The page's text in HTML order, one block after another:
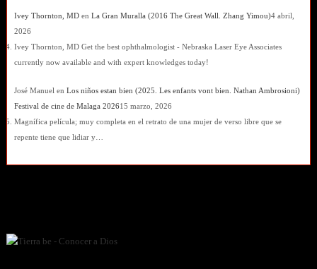
Ivey Thornton, MDen La Gran Muralla (2016 The Great Wall. Zhang Yimou)4 abril,
2026
Ivey Thornton, MD Get the best ophthalmologist - Nebraska Laser Eye Associates
currently now available and with expert knowledges today!
José Manuel en Los niños estan bien (2025. Les enfants vont bien. Nathan Ambrosioni)
Festival de cine de Malaga 202615 marzo, 2026
Magnífica película; muy completa en el retrato de una mujer de verso libre que se
repente tiene que lidiar y…